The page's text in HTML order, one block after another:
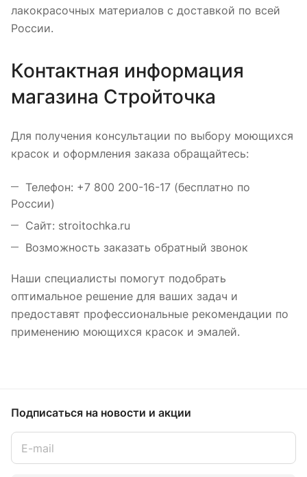
лакокрасочных материалов с доставкой по всей
России.
Контактная информация
магазина Стройточка
Для получения консультации по выбору моющихся
красок и оформления заказа обращайтесь:
Телефон: +7 800 200-16-17 (бесплатно по
России)
Сайт: stroitochka.ru
Возможность заказать обратный звонок
Наши специалисты помогут подобрать
оптимальное решение для ваших задач и
предоставят профессиональные рекомендации по
применению моющихся красок и эмалей.
Подписаться на новости и акции